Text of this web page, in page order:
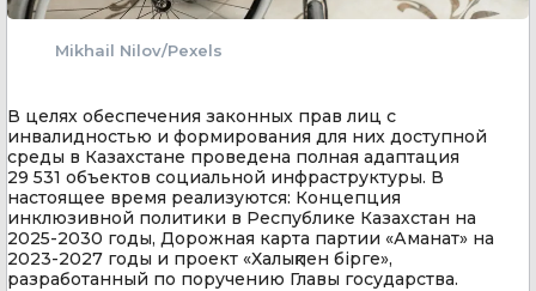
Mikhail Nilov/Pexels
В целях обеспечения законных прав лиц с
инвалидностью и формирования для них доступной
среды в Казахстане проведена полная адаптация
29 531 объектов социальной инфраструктуры. В
настоящее время реализуются: Концепция
инклюзивной политики в Республике Казахстан на
2025-2030 годы, Дорожная карта партии «Аманат» на
2023-2027 годы и проект «Халықпен бірге»,
разработанный по поручению Главы государства.